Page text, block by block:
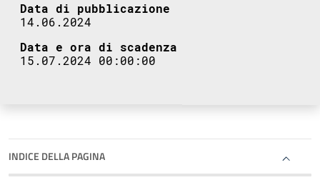
Data di pubblicazione
14.06.2024
Data e ora di scadenza
15.07.2024 00:00:00
INDICE DELLA PAGINA